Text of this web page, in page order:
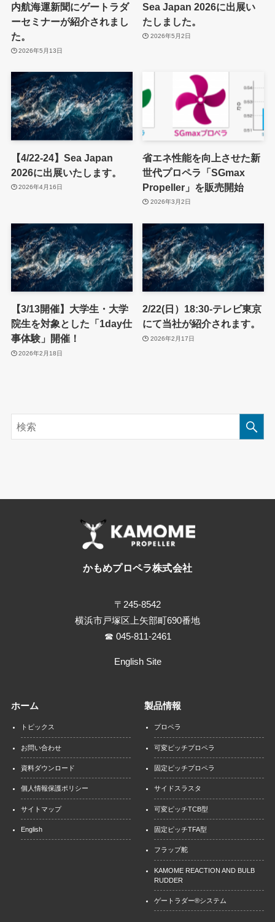
内航海運新聞にゲートラダ
ーセミナーが紹介されまし
た。
2026年5月13日
Sea Japan 2026に出展い
たしました。
2026年5月2日
【4/22-24】Sea Japan
2026に出展いたします。
2026年4月16日
省エネ性能を向上させた新
世代プロペラ「SGmax
Propeller」を販売開始
2026年3月2日
【3/13開催】大学生・大学
院生を対象とした「1day仕
事体験」開催！
2026年2月18日
2/22(日）18:30-テレビ東京
にて当社が紹介されます。
2026年2月17日
かもめプロペラ株式会社
〒245-8542
横浜市戸塚区上矢部町690番地
☎ 045-811-2461
English Site
ホーム
トピックス
お問い合わせ
資料ダウンロード
個人情報保護ポリシー
サイトマップ
English
製品情報
プロペラ
可変ピッチプロペラ
固定ピッチプロペラ
サイドスラスタ
可変ピッチTCB型
固定ピッチTFA型
フラップ舵
KAMOME REACTION AND BULB
RUDDER
ゲートラダー®システム